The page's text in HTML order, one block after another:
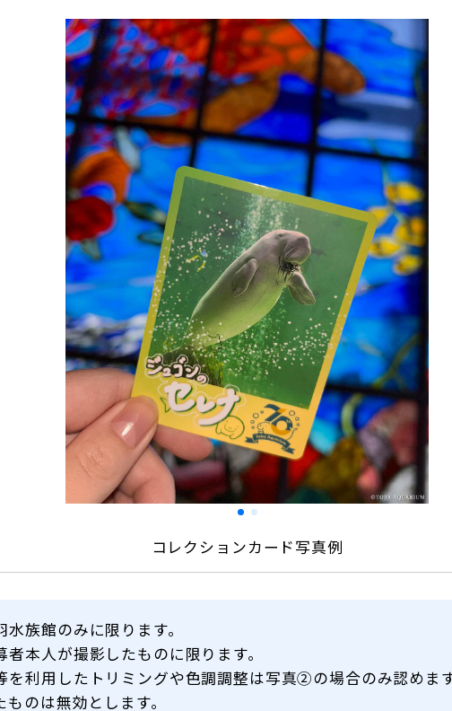
コレクションカード写真例
水族館のみに限ります。
者本人が撮影したものに限ります。
を利用したトリミングや色調調整は写真②の場合のみ認めま
のは無効とします。